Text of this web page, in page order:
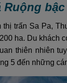
Ruộng
thị trấn Sa Pa,
ha. Du khách
thiên nhiên
5 đến những